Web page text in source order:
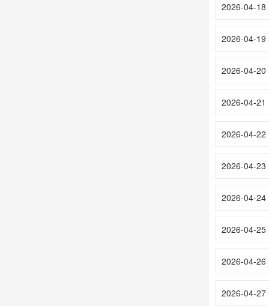
2026-04-18
2026-04-19
2026-04-20
2026-04-21
2026-04-22
2026-04-23
2026-04-24
2026-04-25
2026-04-26
2026-04-27